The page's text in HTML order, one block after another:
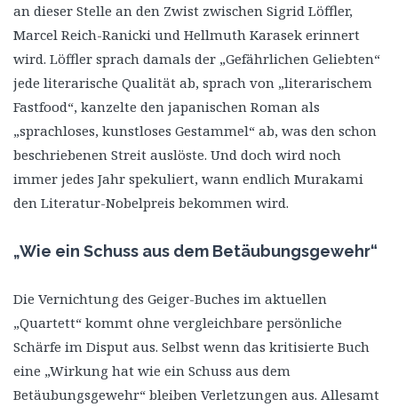
an dieser Stelle an den Zwist zwischen Sigrid Löffler,
Marcel Reich-Ranicki und Hellmuth Karasek erinnert
wird. Löffler sprach damals der „Gefährlichen Geliebten“
jede literarische Qualität ab, sprach von „literarischem
Fastfood“, kanzelte den japanischen Roman als
„sprachloses, kunstloses Gestammel“ ab, was den schon
beschriebenen Streit auslöste. Und doch wird noch
immer jedes Jahr spekuliert, wann endlich Murakami
den Literatur-Nobelpreis bekommen wird.
„Wie ein Schuss aus dem Betäubungsgewehr“
Die Vernichtung des Geiger-Buches im aktuellen
„Quartett“ kommt ohne vergleichbare persönliche
Schärfe im Disput aus. Selbst wenn das kritisierte Buch
eine „Wirkung hat wie ein Schuss aus dem
Betäubungsgewehr“ bleiben Verletzungen aus. Allesamt